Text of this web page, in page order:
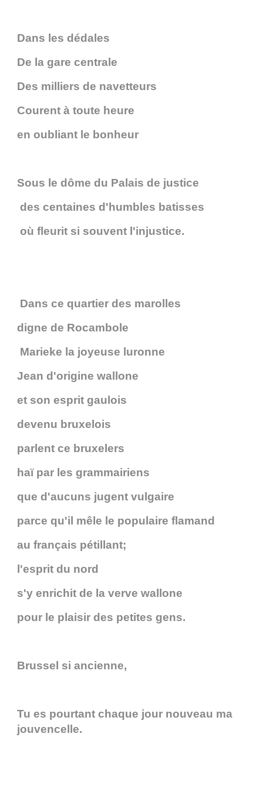
Dans les dédales
De la gare centrale
Des milliers de navetteurs
Courent à toute heure
en oubliant le bonheur
Sous le dôme du Palais de justice
des centaines d'humbles batisses
où fleurit si souvent l'injustice.
Dans ce quartier des marolles
digne de Rocambole
Marieke la joyeuse luronne
Jean d'origine wallone
et son esprit gaulois
devenu bruxelois
parlent ce bruxelers
haï par les grammairiens
que d'aucuns jugent vulgaire
parce qu'il mêle le populaire flamand
au français pétillant;
l'esprit du nord
s'y enrichit de la verve wallone
pour le plaisir des petites gens.
Brussel si ancienne,
Tu es pourtant chaque jour nouveau ma
jouvencelle.